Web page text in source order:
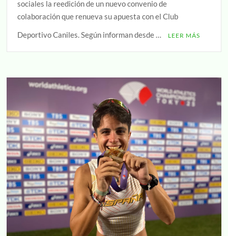
sociales la reedición de un nuevo convenio de
colaboración que renueva su apuesta con el Club
Deportivo Caniles. Según informan desde …
LEER MÁS